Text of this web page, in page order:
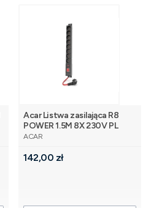
Acar Listwa zasilająca R8
POWER 1.5M 8X 230V PL
Czarna 16A
PRODUCENT
ACAR
Cena
142,00 zł